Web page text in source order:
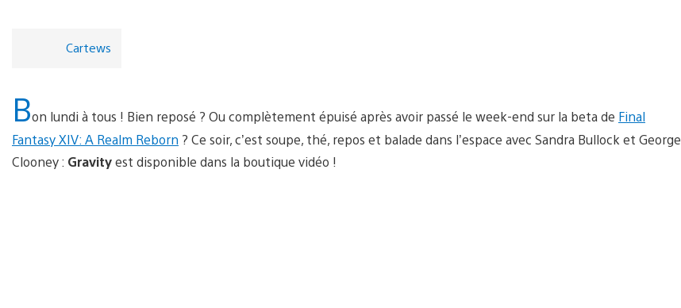
Cartews
Bon lundi à tous ! Bien reposé ? Ou complètement épuisé après avoir passé le week-end sur la beta de Final
Fantasy XIV: A Realm Reborn ? Ce soir, c’est soupe, thé, repos et balade dans l’espace avec Sandra Bullock et George
Clooney : Gravityest disponible dans la boutique vidéo !